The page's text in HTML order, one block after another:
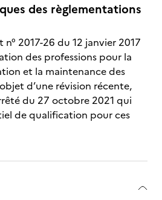
des règlementations
n° 2017-26 du 12 janvier 2017
des professions pour la
et la maintenance des
d’une révision récente,
du 27 octobre 2021 qui
de qualification pour ces